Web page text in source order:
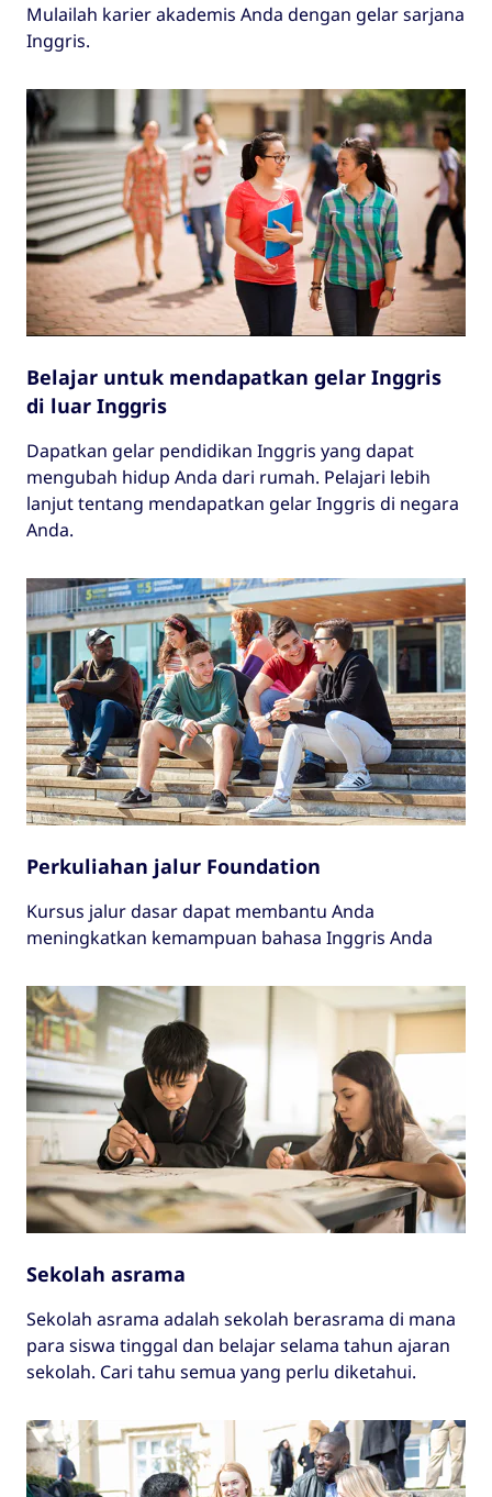
Mulailah karier akademis Anda dengan gelar sarjana
Inggris.
Belajar untuk mendapatkan gelar Inggris
di luar Inggris
Dapatkan gelar pendidikan Inggris yang dapat
mengubah hidup Anda dari rumah. Pelajari lebih
lanjut tentang mendapatkan gelar Inggris di negara
Anda.
Perkuliahan jalur Foundation
Kursus jalur dasar dapat membantu Anda
meningkatkan kemampuan bahasa Inggris Anda
Sekolah asrama
Sekolah asrama adalah sekolah berasrama di mana
para siswa tinggal dan belajar selama tahun ajaran
sekolah. Cari tahu semua yang perlu diketahui.